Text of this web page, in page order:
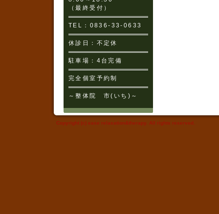
（最終受付）
TEL：0836-33-0633
休診日：不定休
駐車場：4台完備
完全個室予約制
～整体院 市(いち)～
Copyright (c) ease relaxation&therapy. All rights reserved.